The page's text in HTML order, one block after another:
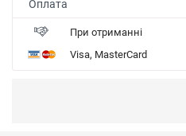
Оплата
При отриманні
Visa, MasterCard